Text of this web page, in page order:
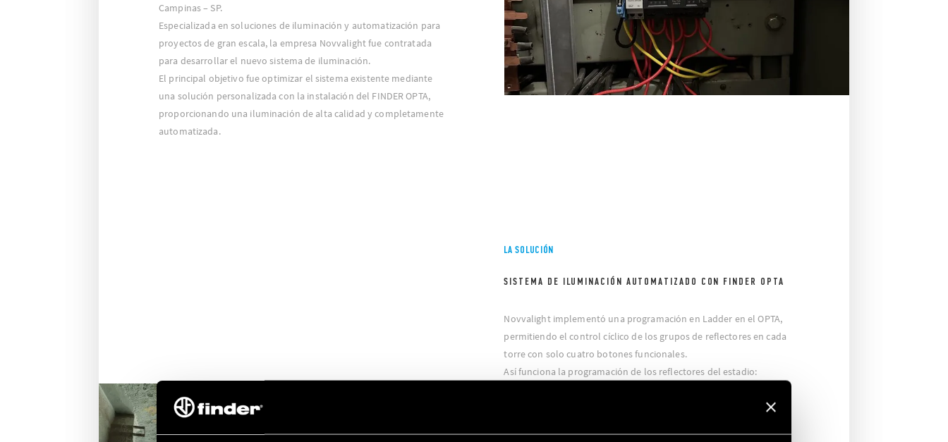
Campinas – SP.
Especializada en soluciones de iluminación y automatización para
proyectos de gran escala, la empresa Novvalight fue contratada
para desarrollar el nuevo sistema de iluminación.
El principal objetivo fue optimizar el sistema existente mediante
una solución personalizada con la instalación del FINDER OPTA,
proporcionando una iluminación de alta calidad y completamente
automatizada.
LA SOLUCIÓN
SISTEMA DE ILUMINACIÓN AUTOMATIZADO CON FINDER OPTA
Novvalight implementó una programación en Ladder en el OPTA,
permitiendo el control cíclico de los grupos de reflectores en cada
torre con solo cuatro botones funcionales.
Así funciona la programación de los reflectores del estadio:
El segundo pulso enciende el segundo grupo de la misma torre.